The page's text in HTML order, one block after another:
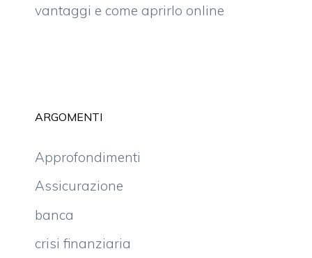
vantaggi e come aprirlo online
ARGOMENTI
Approfondimenti
Assicurazione
banca
crisi finanziaria